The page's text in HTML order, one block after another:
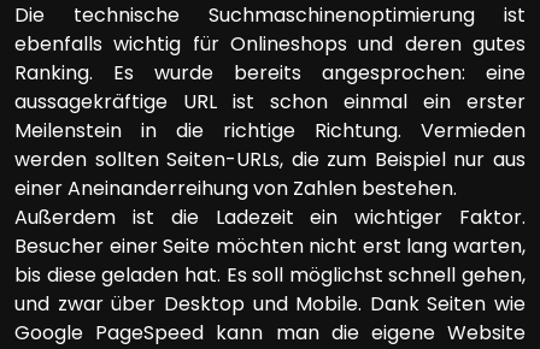
Die technische Suchmaschinenoptimierung ist
ebenfalls wichtig für Onlineshops und deren gutes
Ranking. Es wurde bereits angesprochen: eine
aussagekräftige URL ist schon einmal ein erster
Meilenstein in die richtige Richtung. Vermieden
werden sollten Seiten-URLs, die zum Beispiel nur aus
einer Aneinanderreihung von Zahlen bestehen.
Außerdem ist die Ladezeit ein wichtiger Faktor.
Besucher einer Seite möchten nicht erst lang warten,
bis diese geladen hat. Es soll möglichst schnell gehen,
und zwar über Desktop und Mobile. Dank Seiten wie
Google PageSpeed kann man die eigene Website